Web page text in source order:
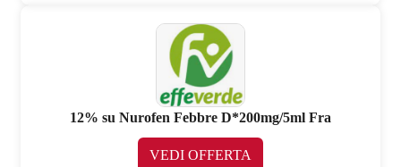
12% su Nurofen Febbre D*200mg/5ml Fra
VEDI OFFERTA